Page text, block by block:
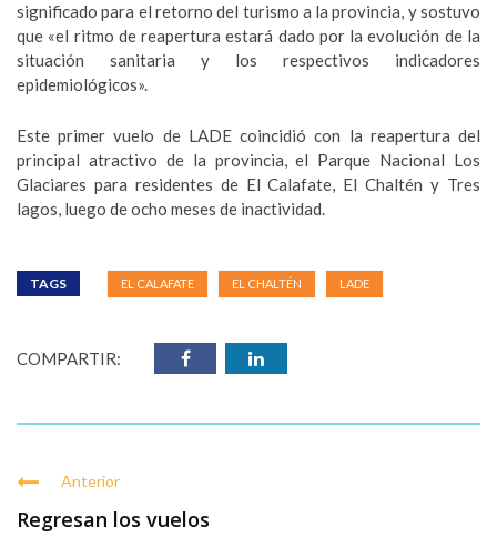
significado para el retorno del turismo a la provincia, y sostuvo
que «el ritmo de reapertura estará dado por la evolución de la
situación sanitaria y los respectivos indicadores
epidemiológicos».
Este primer vuelo de LADE coincidió con la reapertura del
principal atractivo de la provincia, el Parque Nacional Los
Glaciares para residentes de El Calafate, El Chaltén y Tres
lagos, luego de ocho meses de inactividad.
TAGS EL CALAFATE EL CHALTÉN LADE
COMPARTIR:
Anterior
Regresan los vuelos